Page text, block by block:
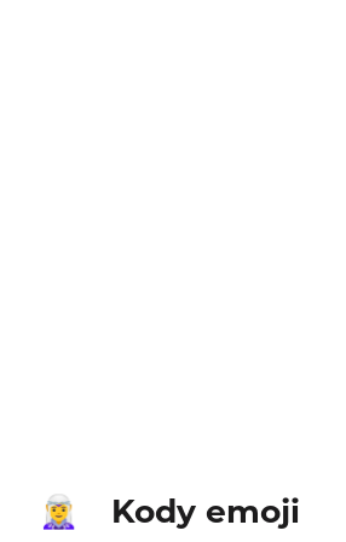
🧝‍♀️ Kody emoji